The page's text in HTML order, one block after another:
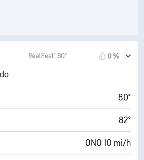
10 mi
RealFeel® 80° 0 %
80°
82°
ONO 10 mi/h